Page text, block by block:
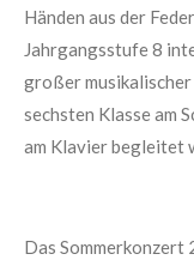
Händen aus der
Jahrgangsstufe 8
großer musikalischer
sechsten Klasse am
am Klavier begleitet
Das Sommerkonzert